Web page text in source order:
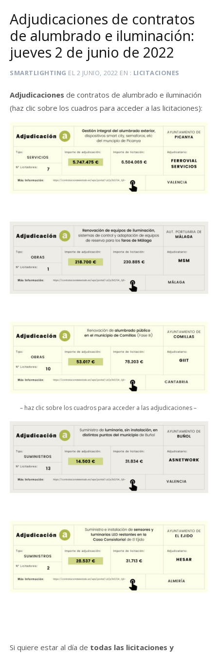
Adjudicaciones de contratos
de alumbrado e iluminación:
jueves 2 de junio de 2022
SMARTLIGHTING EL 2 JUNIO, 2022 EN LICITACIONES
Adjudicaciones de contratos de alumbrado e iluminación
(haz clic sobre los cuadros para acceder a las licitaciones):
– haz clic sobre los cuadros para acceder a las adjudicaciones –
Si quiere estar al día de todas las licitaciones y